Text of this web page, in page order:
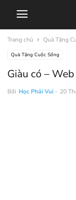
Trang chủ Quà Tặng
Quà Tặng Cuộc Sống
Giàu có –
Bởi Học Phải Vui - 20